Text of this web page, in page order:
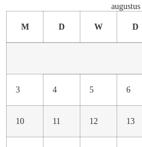
M D W D
3 4 5 6
10 11 12 13